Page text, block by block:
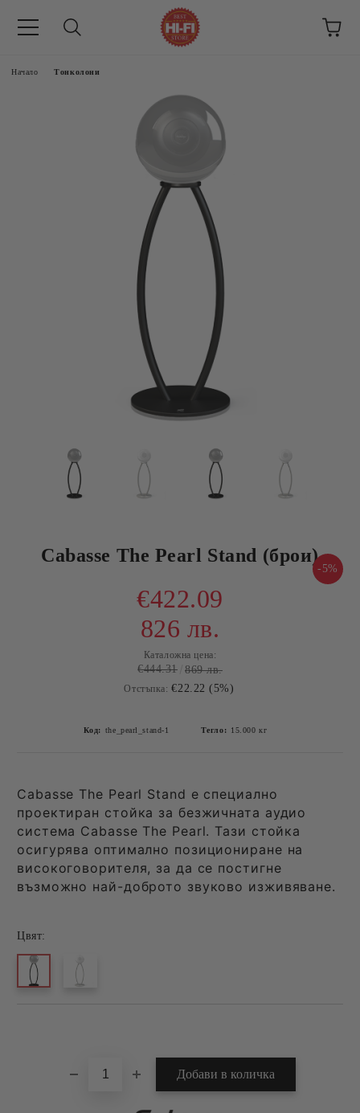
Начало Тонколони
Cabasse The Pearl Stand (брои)
-5%
€422.09
826 лв.
Каталожна цена:
€444.31 869 лв.
Отстъпка: €22.22 (5%)
Код: the_pearl_stand-1 Тегло: 15.000 кг
Cabasse The Pearl Stand е специално
проектиран стойка за безжичната аудио
система Cabasse The Pearl. Тази стойка
осигурява оптимално позициониране на
високоговорителя, за да се постигне
възможно най-доброто звуково изживяване.
Цвят: